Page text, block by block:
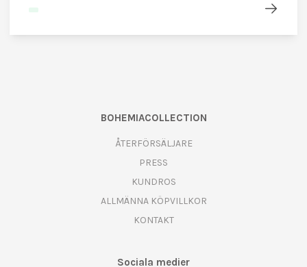
BOHEMIACOLLECTION
ÅTERFÖRSÄLJARE
PRESS
KUNDROS
ALLMÄNNA KÖPVILLKOR
KONTAKT
Sociala medier